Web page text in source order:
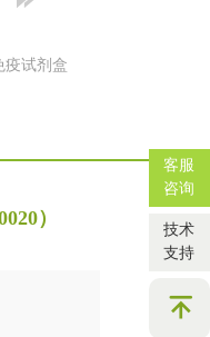
疫试剂盒
）
客服
咨询
技术
支持